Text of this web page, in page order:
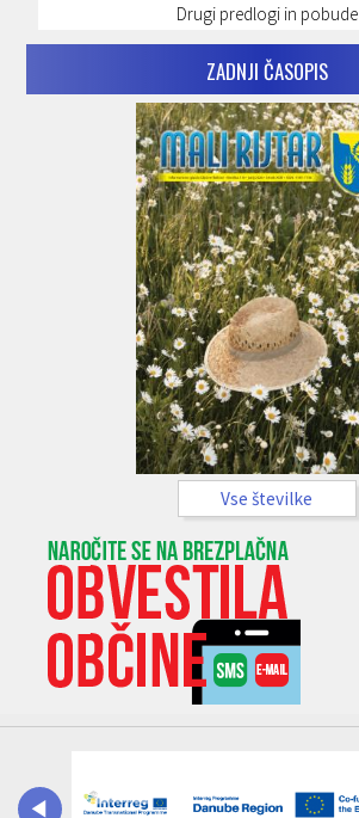
Drugi predlogi in pobude
ZADNJI ČASOPIS
Vse številke